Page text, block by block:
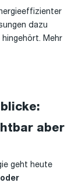
dazu
Mehr
aber
geht heute